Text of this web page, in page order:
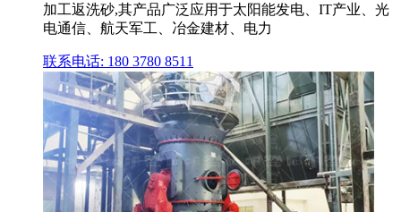
加工返洗砂,其产品广泛应用于太阳能发电、IT产业、光
电通信、航天军工、冶金建材、电力
联系电话: 180 3780 8511